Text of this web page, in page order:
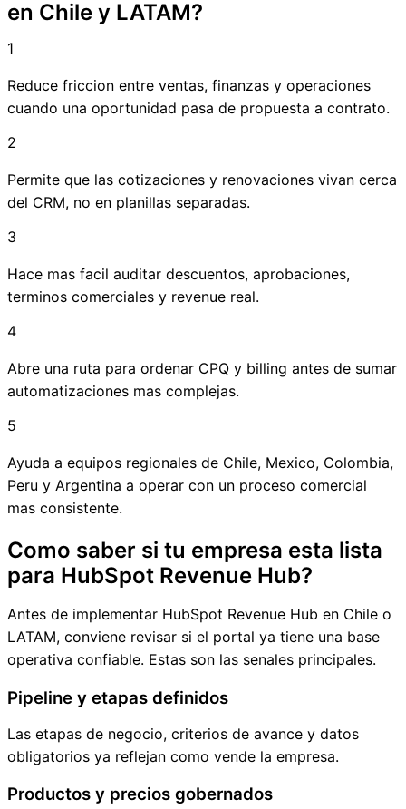
en Chile y LATAM?
1
Reduce friccion entre ventas, finanzas y operaciones
cuando una oportunidad pasa de propuesta a contrato.
2
Permite que las cotizaciones y renovaciones vivan cerca
del CRM, no en planillas separadas.
3
Hace mas facil auditar descuentos, aprobaciones,
terminos comerciales y revenue real.
4
Abre una ruta para ordenar CPQ y billing antes de sumar
automatizaciones mas complejas.
5
Ayuda a equipos regionales de Chile, Mexico, Colombia,
Peru y Argentina a operar con un proceso comercial
mas consistente.
Como saber si tu empresa esta lista
para HubSpot Revenue Hub?
Antes de implementar HubSpot Revenue Hub en Chile o
LATAM, conviene revisar si el portal ya tiene una base
operativa confiable. Estas son las senales principales.
Pipeline y etapas definidos
Las etapas de negocio, criterios de avance y datos
obligatorios ya reflejan como vende la empresa.
Productos y precios gobernados